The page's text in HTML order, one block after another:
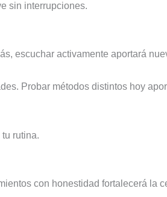
sin interrupciones.
escuchar activamente aportará
Probar métodos distintos hoy
rutina.
con honestidad fortalecerá la